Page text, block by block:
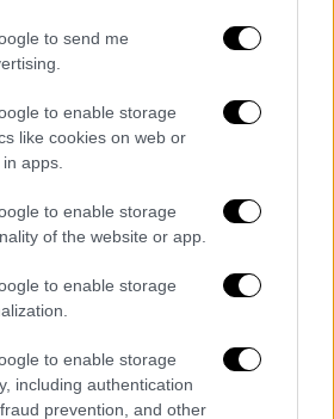
to send me
to enable storage
like cookies on web or
apps.
to enable storage
of the website or app.
to enable storage
to enable storage
including authentication
prevention, and other
Η Ολομέλεια των
την προκήρυξη νέας
από τις εξωδιδακτικές
αξιολόγησης η οποία σε
ήδη, προκηρυγμένες
σε ό,τι αφορά την
των
πλαίσιο κάλυψης των
να μην υποκύψουν στις
Δ.Σ. της
προχωρά άμεσα